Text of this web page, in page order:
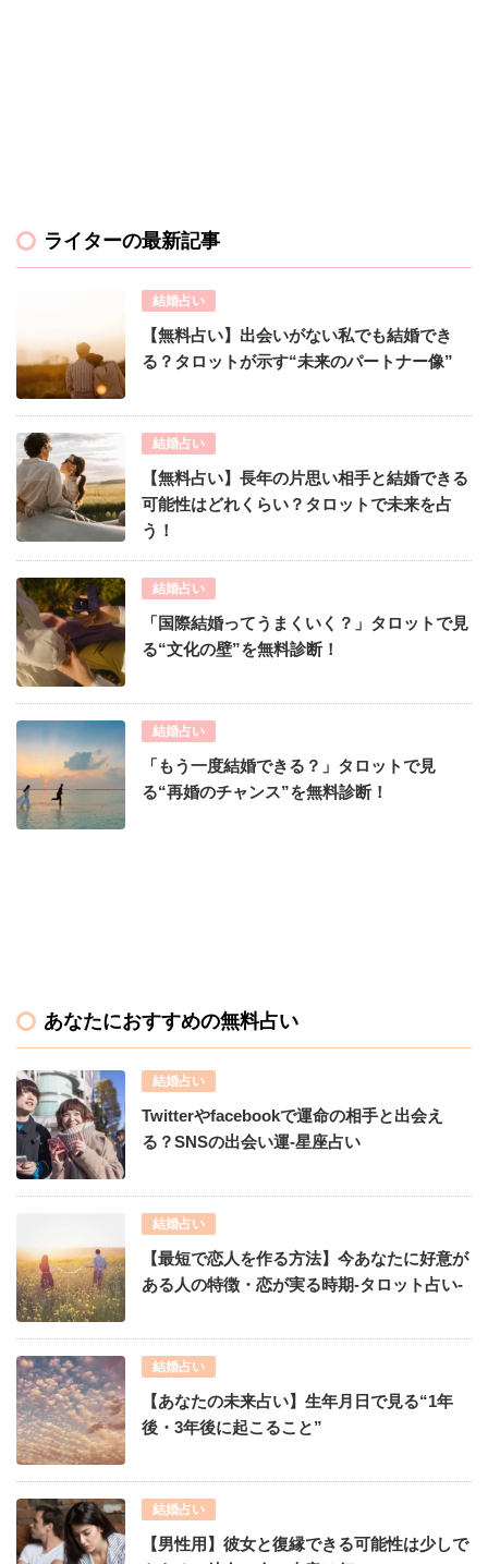
ライターの最新記事
結婚占い
【無料占い】出会いがない私でも結婚でき
る？タロットが示す“未来のパートナー像”
結婚占い
【無料占い】長年の片思い相手と結婚できる
可能性はどれくらい？タロットで未来を占
う！
結婚占い
「国際結婚ってうまくいく？」タロットで見
る“文化の壁”を無料診断！
結婚占い
「もう一度結婚できる？」タロットで見
る“再婚のチャンス”を無料診断！
あなたにおすすめの無料占い
結婚占い
Twitterやfacebookで運命の相手と出会え
る？SNSの出会い運-星座占い
結婚占い
【最短で恋人を作る方法】今あなたに好意が
ある人の特徴・恋が実る時期-タロット占い-
結婚占い
【あなたの未来占い】生年月日で見る“1年
後・3年後に起こること”
結婚占い
【男性用】彼女と復縁できる可能性は少しで